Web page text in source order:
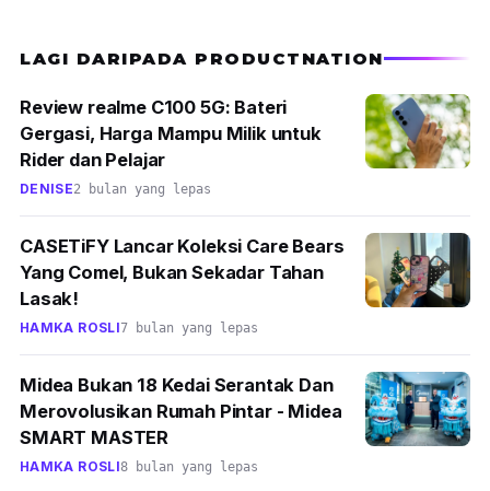
LAGI DARIPADA PRODUCTNATION
Review realme C100 5G: Bateri
Gergasi, Harga Mampu Milik untuk
Rider dan Pelajar
DENISE2 bulan yang lepas
CASETiFY Lancar Koleksi Care Bears
Yang Comel, Bukan Sekadar Tahan
Lasak!
HAMKA ROSLI7 bulan yang lepas
Midea Bukan 18 Kedai Serantak Dan
Merovolusikan Rumah Pintar - Midea
SMART MASTER
HAMKA ROSLI8 bulan yang lepas